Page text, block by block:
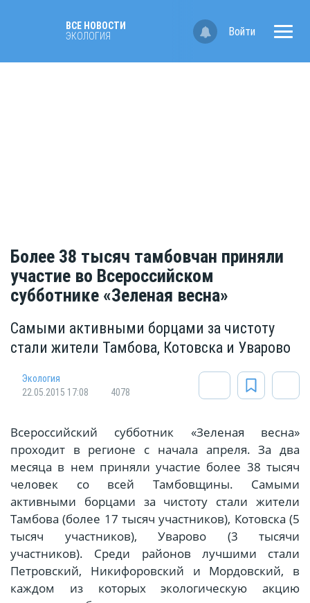
ВСЕ НОВОСТИ
ЭКОЛОГИЯ
Войти
Более 38 тысяч тамбовчан приняли
участие во Всероссийском
субботнике «Зеленая весна»
Самыми активными борцами за чистоту
стали жители Тамбова, Котовска и Уварово
Экология
22.05.2015 17:08
4078
Всероссийский субботник «Зеленая весна»
проходит в регионе с начала апреля. За два
месяца в нем приняли участие более 38 тысяч
человек со всей Тамбовщины. Самыми
активными борцами за чистоту стали жители
Тамбова (более 17 тысяч участников), Котовска (5
тысяч участников), Уварово (3 тысячи
участников). Среди районов лучшими стали
Петровский, Никифоровский и Мордовский, в
каждом из которых экологическую акцию